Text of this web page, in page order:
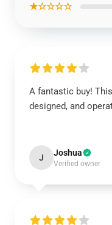
★☆☆☆☆
A fantastic buy!
designed, and
J Joshua
Verified owner